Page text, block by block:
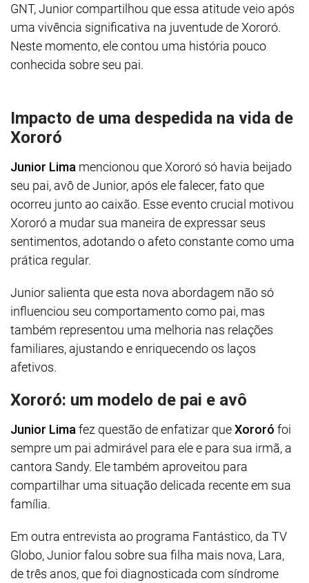
GNT, Junior compartilhou que essa atitude veio após
uma vivência significativa na juventude de Xororó.
Neste momento, ele contou uma história pouco
conhecida sobre seu pai.
Impacto de uma despedida na vida de
Xororó
Junior Lima mencionou que Xororó só havia beijado
seu pai, avô de Junior, após ele falecer, fato que
ocorreu junto ao caixão. Esse evento crucial motivou
Xororó a mudar sua maneira de expressar seus
sentimentos, adotando o afeto constante como uma
prática regular.
Junior salienta que esta nova abordagem não só
influenciou seu comportamento como pai, mas
também representou uma melhoria nas relações
familiares, ajustando e enriquecendo os laços
afetivos.
Xororó: um modelo de pai e avô
Junior Lima fez questão de enfatizar queXororó foi
sempre um pai admirável para ele e para sua irmã, a
cantora Sandy. Ele também aproveitou para
compartilhar uma situação delicada recente em sua
família.
Em outra entrevista ao programa Fantástico, da TV
Globo, Junior falou sobre sua filha mais nova, Lara,
de três anos, que foi diagnosticada com síndrome